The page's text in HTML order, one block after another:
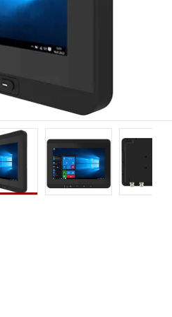
Funk-Gateway
Öl und Gas, ATEX-Klasse
Robustes Tablet in ATEX-Qualität
Robuster ATEX-Handheld
ATEX-Panel-PC